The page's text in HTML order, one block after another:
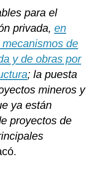
para el
privada, en
de
y de obras por
; la puesta
mineros y
ya están
proyectos de